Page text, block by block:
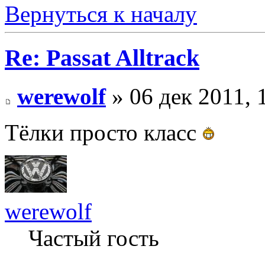
Вернуться к началу
Re: Passat Alltrack
werewolf» 06 дек 2011,
Тёлки просто класс
werewolf
Частый гость